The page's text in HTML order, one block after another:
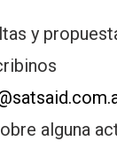
y
alguna